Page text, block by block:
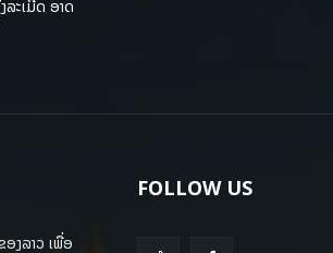
ະເມີດ ອາດ
ງລາວ ເພື່ອ
FOLLOW US